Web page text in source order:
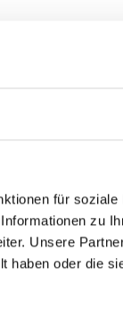
für
zu
Unsere
haben oder die
und
Ihnen